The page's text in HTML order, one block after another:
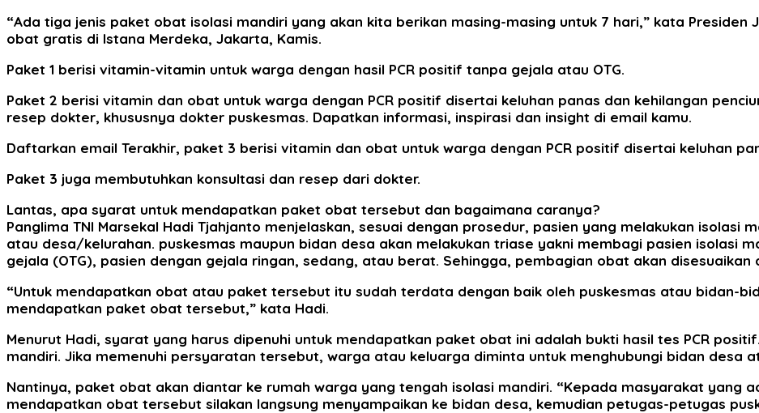
“Ada tiga jenis paket obat isolasi mandiri yang akan kita berikan masing-masing untuk 7 hari,” kata
obat gratis di Istana Merdeka, Jakarta, Kamis.
Paket 1 berisi vitamin-vitamin untuk warga dengan hasil PCR positif tanpa gejala atau OTG.
Paket 2 berisi vitamin dan obat untuk warga dengan PCR positif disertai keluhan panas dan kehilangan
resep dokter, khususnya dokter puskesmas. Dapatkan informasi, inspirasi dan insight di email kamu.
Daftarkan email Terakhir, paket 3 berisi vitamin dan obat untuk warga dengan PCR positif disertai keluhan
Paket 3 juga membutuhkan konsultasi dan resep dari dokter.
Lantas, apa syarat untuk mendapatkan paket obat tersebut dan bagaimana caranya?
Panglima TNI Marsekal Hadi Tjahjanto menjelaskan, sesuai dengan prosedur, pasien yang melakukan isolasi
atau desa/kelurahan. puskesmas maupun bidan desa akan melakukan triase yakni membagi pasien isolasi
gejala (OTG), pasien dengan gejala ringan, sedang, atau berat. Sehingga, pembagian obat akan
“Untuk mendapatkan obat atau paket tersebut itu sudah terdata dengan baik oleh puskesmas atau bidan-
mendapatkan paket obat tersebut,” kata Hadi.
Menurut Hadi, syarat yang harus dipenuhi untuk mendapatkan paket obat ini adalah bukti hasil tes PCR
mandiri. Jika memenuhi persyaratan tersebut, warga atau keluarga diminta untuk menghubungi bidan desa
Nantinya, paket obat akan diantar ke rumah warga yang tengah isolasi mandiri. “Kepada masyarakat yang
mendapatkan obat tersebut silakan langsung menyampaikan ke bidan desa, kemudian petugas-petugas